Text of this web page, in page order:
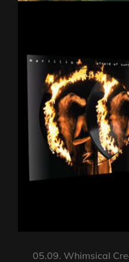
05.09. Whimsical